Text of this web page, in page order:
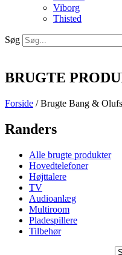
Viborg
Thisted
Søg
BRUGTE
Forside / Brugte Bang &
Randers
Alle brugte produkter
Hovedtelefoner
Højttalere
TV
Audioanlæg
Multiroom
Pladespillere
Tilbehør